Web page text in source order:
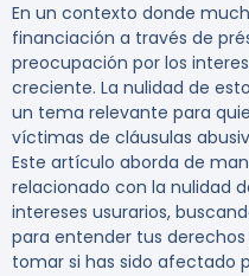
En un contexto donde
financiación a través de
preocupación por los
creciente. La nulidad de
un tema relevante para
víctimas de cláusulas
Este artículo aborda de
relacionado con la nulidad
intereses usurarios,
para entender tus
tomar si has sido afectado